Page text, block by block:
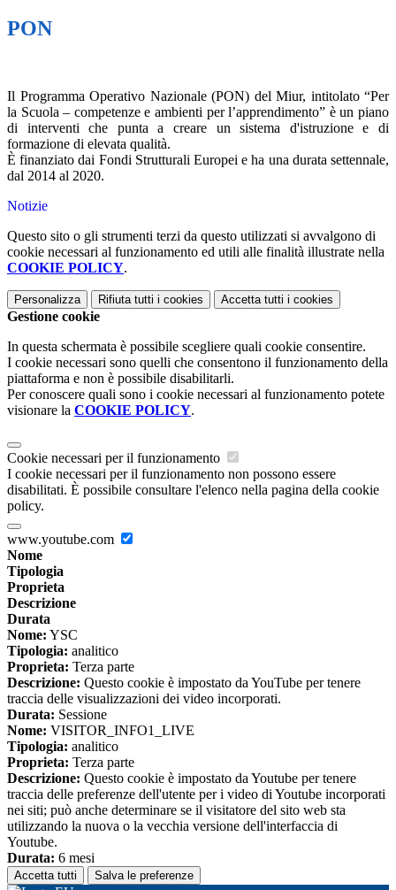
PON
Il Programma Operativo Nazionale (PON) del Miur, intitolato “Per
la Scuola – competenze e ambienti per l’apprendimento” è un piano
di interventi che punta a creare un sistema d'istruzione e di
formazione di elevata qualità.
È finanziato dai Fondi Strutturali Europei e ha una durata settennale,
dal 2014 al 2020.
Notizie
Questo sito o gli strumenti terzi da questo utilizzati si avvalgono di
cookie necessari al funzionamento ed utili alle finalità illustrate nella
COOKIE POLICY.
Personalizza Rifiuta tutti i cookies Accetta tutti i cookies
Gestione cookie
In questa schermata è possibile scegliere quali cookie consentire.
I cookie necessari sono quelli che consentono il funzionamento della
piattaforma e non è possibile disabilitarli.
Per conoscere quali sono i cookie necessari al funzionamento potete
visionare la COOKIE POLICY.
Cookie necessari per il funzionamento
I cookie necessari per il funzionamento non possono essere
disabilitati. È possibile consultare l'elenco nella pagina della cookie
policy.
www.youtube.com
Nome
Tipologia
Proprieta
Descrizione
Durata
Nome: YSC
Tipologia: analitico
Proprieta: Terza parte
Descrizione: Questo cookie è impostato da YouTube per tenere
traccia delle visualizzazioni dei video incorporati.
Durata: Sessione
Nome: VISITOR_INFO1_LIVE
Tipologia: analitico
Proprieta: Terza parte
Descrizione: Questo cookie è impostato da Youtube per tenere
traccia delle preferenze dell'utente per i video di Youtube incorporati
nei siti; può anche determinare se il visitatore del sito web sta
utilizzando la nuova o la vecchia versione dell'interfaccia di
Youtube.
Durata: 6 mesi
Accetta tutti Salva le preferenze